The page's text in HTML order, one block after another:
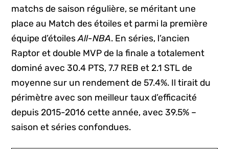
matchs de saison régulière, se méritant une
place au Match des étoiles et parmi la première
équipe d’étoilesAll-NBA. En séries, l’ancien
Raptor et double MVP de la finale a totalement
dominé avec 30.4 PTS, 7.7 REB et 2.1 STL de
moyenne sur un rendement de 57.4%. Il tirait du
périmètre avec son meilleur taux d’efficacité
depuis 2015-2016 cette année, avec 39.5% –
saison et séries confondues.